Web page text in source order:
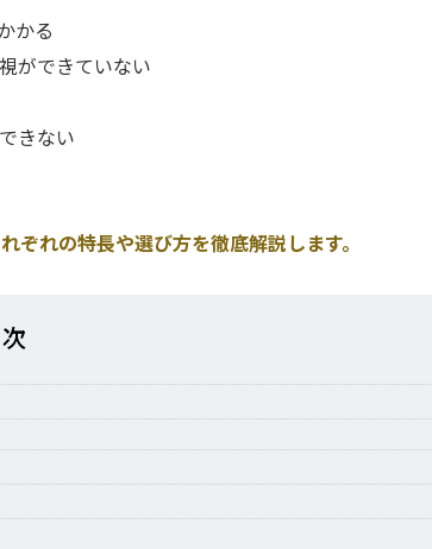
かる
ができていない
きない
れの特長や選び方を徹底解説します。